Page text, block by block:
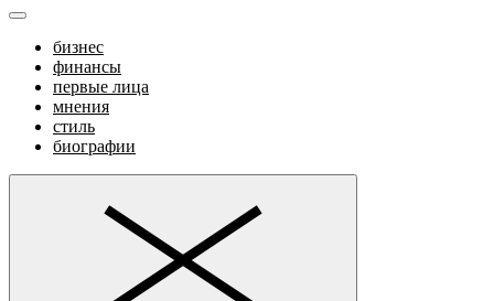
бизнес
финансы
первые лица
мнения
стиль
биографии